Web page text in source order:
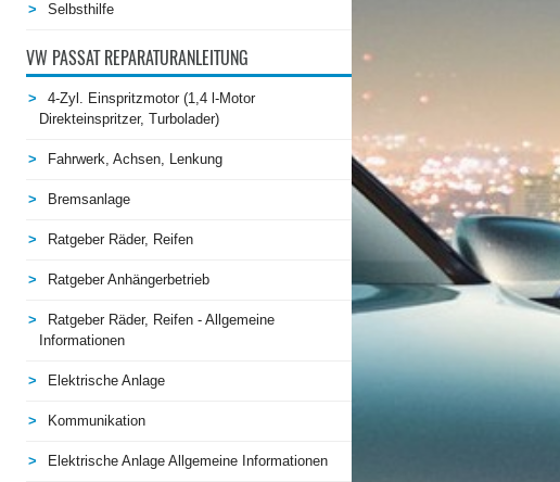
Selbsthilfe
VW PASSAT REPARATURANLEITUNG
4-Zyl. Einspritzmotor (1,4 l-Motor
Direkteinspritzer, Turbolader)
Fahrwerk, Achsen, Lenkung
Bremsanlage
Ratgeber Räder, Reifen
Ratgeber Anhängerbetrieb
Ratgeber Räder, Reifen - Allgemeine
Informationen
Elektrische Anlage
Kommunikation
Elektrische Anlage Allgemeine Informationen